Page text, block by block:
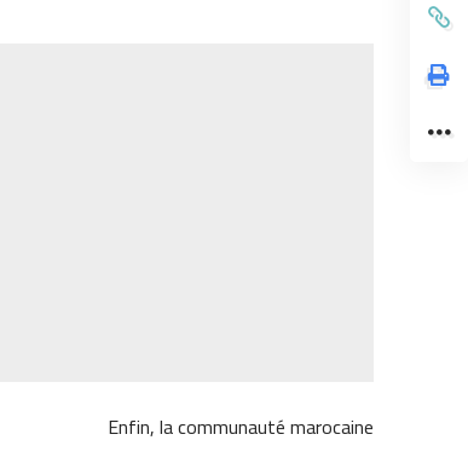
Enfin, la communauté marocaine